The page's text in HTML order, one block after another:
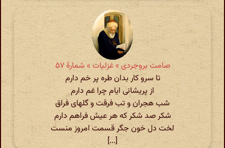
صامت بروجردی » غزلیات » شمارهٔ ۵۷
تا سرو کار بدان طره پر خم دارم
از پریشانی ایام چرا غم دارم
شب هجران و تب فرقت و گلهای فراق
شکر صد شکر که هر عیش فراهم دارم
لخت دل خون جگر قسمت امروز منست
[...]